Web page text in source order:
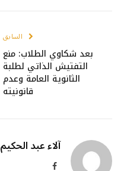
السابق
بعد شكاوي الطلاب: منع
التفتيش الذاتي لطلبة
الثانوية العامة وعدم
قانونيته
آلاء عبد الحكيم
فيسبوك